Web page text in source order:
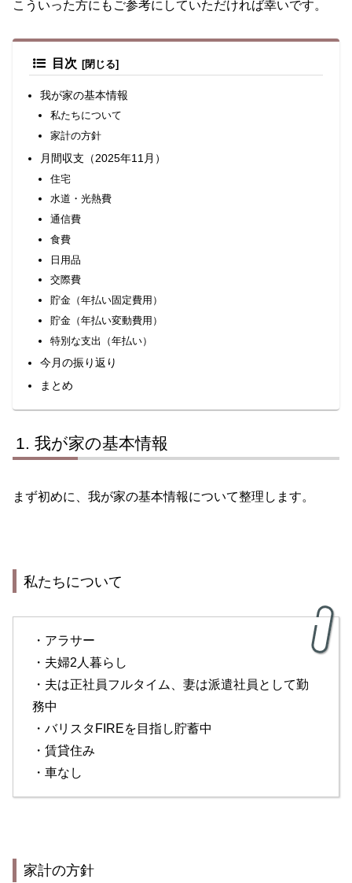
こういった方にもご参考にしていただければ幸いです。
目次
我が家の基本情報
私たちについて
家計の方針
月間収支（2025年11月）
住宅
水道・光熱費
通信費
食費
日用品
交際費
貯金（年払い固定費用）
貯金（年払い変動費用）
特別な支出（年払い）
今月の振り返り
まとめ
我が家の基本情報
まず初めに、我が家の基本情報について整理します。
私たちについて
・アラサー
・夫婦2人暮らし
・夫は正社員フルタイム、妻は派遣社員として勤
務中
・バリスタFIREを目指し貯蓄中
・賃貸住み
・車なし
家計の方針